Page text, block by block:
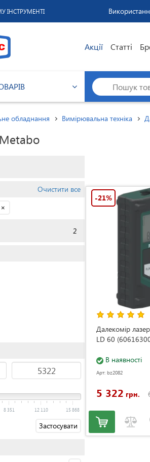
ІНСТРУМЕНТІ
Акції Статті
обладнання Вимірювальна техніка
Очистити все
×
2
8 351 12 110 15 868
Застосувати
-21%
Далекомір
LD 60
В наявності
Арт: bz2082
5 322 грн.